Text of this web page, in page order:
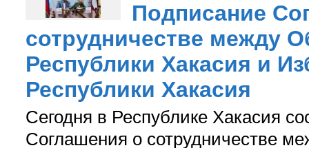
Подписание
сотрудничестве между
Республики Хакасия и
Республики Хакасия
Сегодня в Республике Хакасия
Соглашения о сотрудничестве